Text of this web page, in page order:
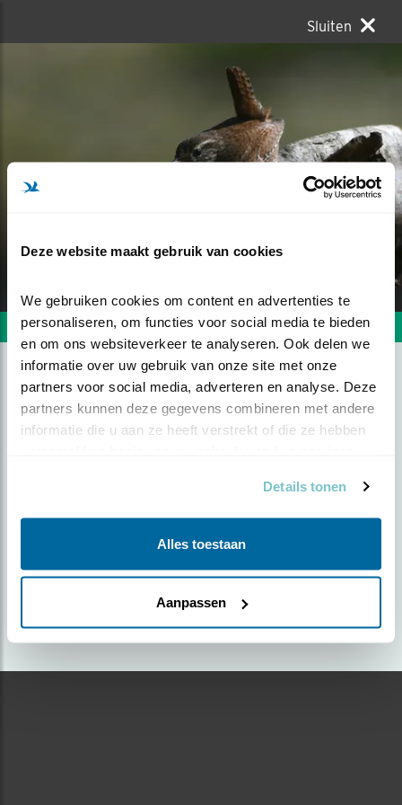
Deze website maakt gebruik van cookies
We gebruiken cookies om content en advertenties te
personaliseren, om functies voor social media te bieden
en om ons websiteverkeer te analyseren. Ook delen we
informatie over uw gebruik van onze site met onze
partners voor social media, adverteren en analyse. Deze
partners kunnen deze gegevens combineren met andere
informatie die u aan ze heeft verstrekt of die ze hebben
Details tonen
Alles toestaan
Aanpassen
Sluiten
Volgende foto Vorige foto
PRACHTIGE ZANGER
Foto genomen in: Hyacintenbos Den Haag